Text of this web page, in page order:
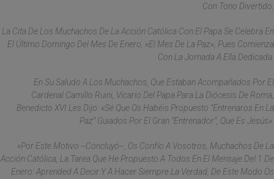
Con Tono Divertido.
La Cita De Los Muchachos De La Acción Católica Con El Papa Se Celebra En
El Último Domingo Del Mes De Enero, «el Mes De La Paz», Pues Comienza
Con La Jornada A Ella Dedicada.
En Su Saludo A Los Muchachos, Que Estaban Acompañados Por El
Cardenal Camillo Ruini, Vicario Del Papa Para La Diócesis De Roma,
Benedicto XVI Les Dijo: «Sé Que Os Habéis Propuesto "entrenaros En La
Paz" Guiados Por El Gran "entrenador", Que Es Jesús».
«Por Este Motivo --Concluyó--, Os Confío A Vosotros, Muchachos De La
Acción Católica, La Tarea Que He Propuesto A Todos En El Mensaje Del 1 De
Enero: Aprended A Decir Y A Hacer Siempre La Verdad, De Este Modo Os